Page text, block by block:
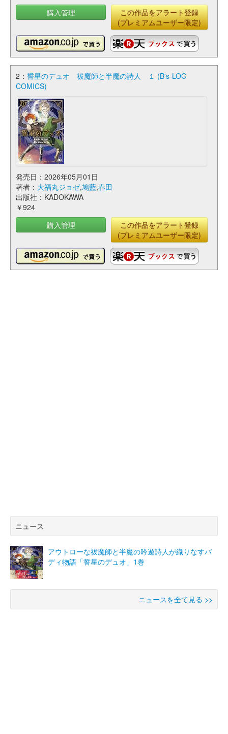
購入管理
この作品をアラート登録
(プレミアムユーザー限定)
2： 誓星のデュオ 祓魔師と半魔の詩人 １ (B's-LOG
COMICS)
発売日：2026年05月01日
著者： 大福丸ジョゼ,鳩藍,春田
出版社：KADOKAWA
￥924
購入管理
この作品をアラート登録
(プレミアムユーザー限定)
ニュース
アウトローな祓魔師と半魔の吟遊詩人が織りなすバ
ディ物語「誓星のデュオ」1巻
ニュースを全て見る >>